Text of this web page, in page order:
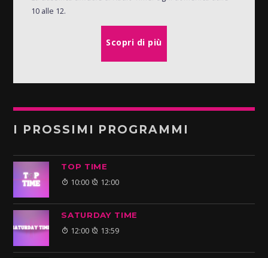
10 alle 12.
Scopri di più
I PROSSIMI PROGRAMMI
TOP TIME
10:00 12:00
SATURDAY TIME
12:00 13:59